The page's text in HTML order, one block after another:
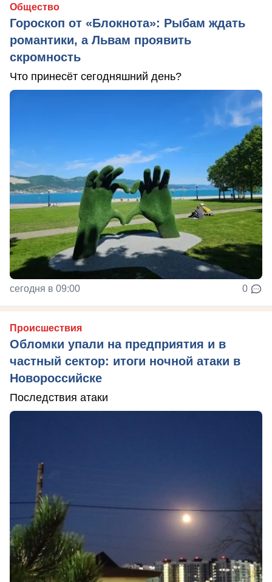
Общество
Гороскоп от «Блокнота»: Рыбам ждать
романтики, а Львам проявить
скромность
Что принесёт сегодняшний день?
сегодня в 09:00 0
Происшествия
Обломки упали на предприятия и в
частный сектор: итоги ночной атаки в
Новороссийске
Последствия атаки